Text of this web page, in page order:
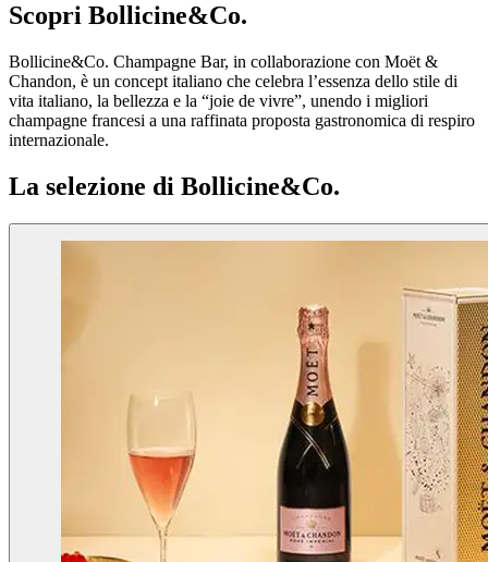
Scopri Bollicine&Co.
Bollicine&Co. Champagne Bar, in collaborazione con Moët &
Chandon, è un concept italiano che celebra l’essenza dello stile di
vita italiano, la bellezza e la “joie de vivre”, unendo i migliori
champagne francesi a una raffinata proposta gastronomica di respiro
internazionale.
La selezione di Bollicine&Co.